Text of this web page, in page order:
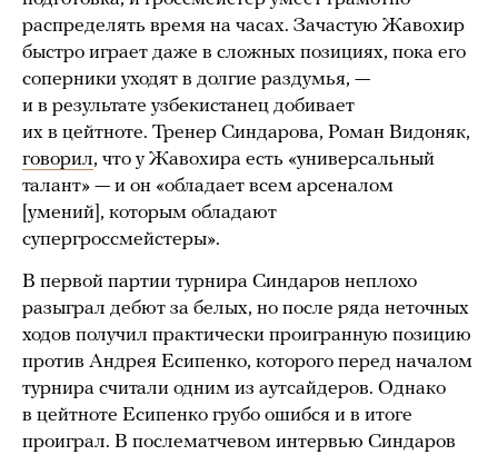
распределять время на часах. Зачастую Жавохир
быстро играет даже в сложных позициях, пока его
соперники уходят в долгие раздумья, —
и в результате узбекистанец добивает
их в цейтноте. Тренер Синдарова, Роман Видоняк,
говорил, что у Жавохира есть «универсальный
талант» — и он «обладает всем арсеналом
[умений], которым обладают
супергроссмейстеры».
В первой партии турнира Синдаров неплохо
разыграл дебют за белых, но после ряда неточных
ходов получил практически проигранную позицию
против Андрея Есипенко, которого перед началом
турнира считали одним из аутсайдеров. Однако
в цейтноте Есипенко грубо ошибся и в итоге
проиграл. В послематчевом интервью Синдаров